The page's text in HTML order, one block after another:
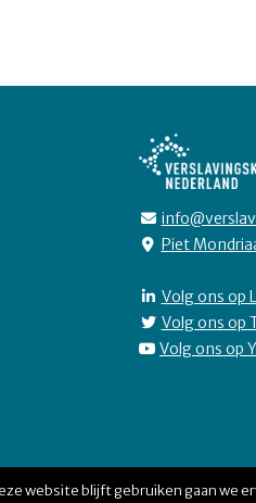
Piet
Volg ons op
Volg ons op
Volg ons op
website blijft gebruiken gaan we